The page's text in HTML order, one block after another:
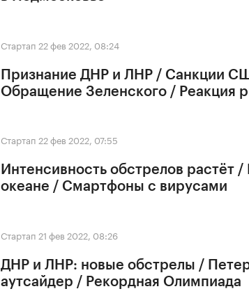
Стартап 22 фев 2022, 08:24
Признание ДНР и ЛНР / Санкции
Обращение Зеленского / Реакция
Стартап 22 фев 2022, 07:55
Интенсивность обстрелов растёт
океане / Смартфоны с вирусами
Стартап 21 фев 2022, 08:26
ДНР и ЛНР: новые обстрелы /
аутсайдер / Рекордная Олимпиада